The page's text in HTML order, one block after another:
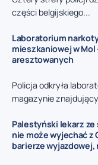
części belgijskiego...
Laboratorium
mieszkaniowej w
aresztowanych
Policja odkryła
magazynie
Palestyński lekarz
nie może wyjechać z
barierze wyjazdowej,